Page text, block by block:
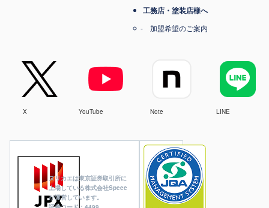
ヌリカエは東京証券取引所に
上場している株式会社Speee
が運営しています。
工務店・塗装店様へ
加盟希望のご案内
X YouTube Note LINE